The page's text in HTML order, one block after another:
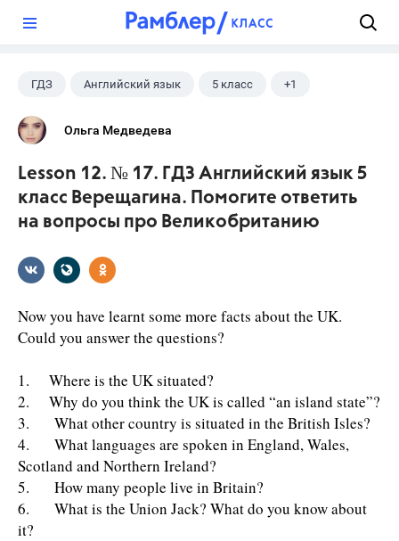
ГДЗ Английский язык 5 класс +1
Верещагина И.Н.
Ольга Медведева
Lesson 12. № 17. ГДЗ Английский язык 5
класс Верещагина. Помогите ответить
на вопросы про Великобританию
Now you have learnt some more facts about the UK.
Could you answer the questions?
1. Where is the UK situated?
2. Why do you think the UK is called “an island state”?
3. What other country is situated in the British Isles?
4. What languages are spoken in England, Wales,
Scotland and Northern Ireland?
5. How many people live in Britain?
6. What is the Union Jack? What do you know about
it?